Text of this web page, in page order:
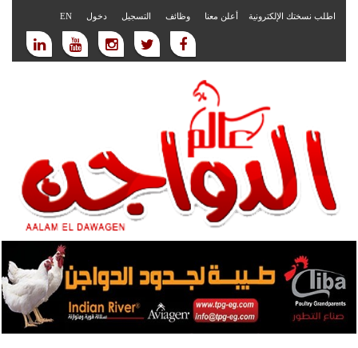
اطلب نسختك الإلكترونية أعلن معنا وظائف التسجيل دخول EN